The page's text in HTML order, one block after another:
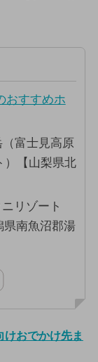
おすすめホ
富士見高原
）【山梨県北
リゾート
県南魚沼郡湯
けおでかけ先ま